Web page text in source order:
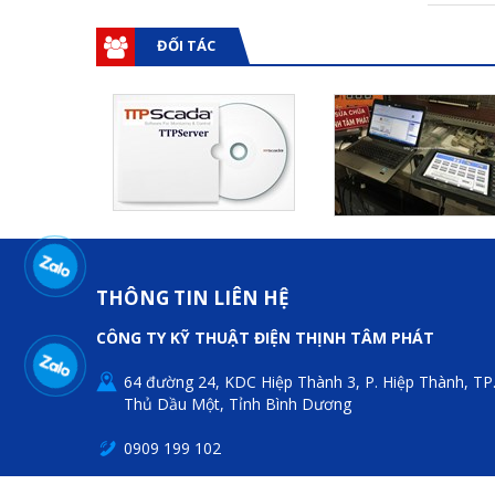
ĐỐI TÁC
THÔNG TIN LIÊN HỆ
CÔNG TY KỸ THUẬT ĐIỆN THỊNH TÂM PHÁT
64 đường 24, KDC Hiệp Thành 3, P. Hiệp Thành, TP.
Thủ Dầu Một, Tỉnh Bình Dương
0909 199 102